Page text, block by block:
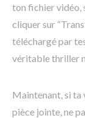
ton fichier vidéo,
cliquer sur
téléchargé par
véritable thriller
Maintenant, si ta
pièce jointe, ne